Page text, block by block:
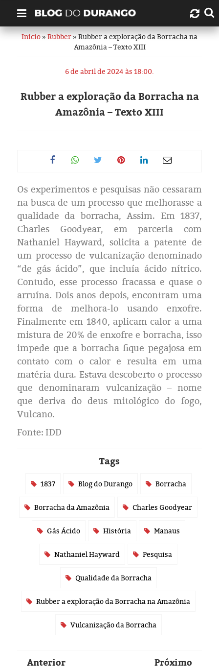
Quem é Durango Duarte?
Links úteis
Contato
Artigos
História
Eleições 2024
Pesquisas
Política
Livros
Início»Rubber» Rubber a exploração da Borracha na
Amazônia – Texto XIII
6 de abril de 2024 às 18:00.
Rubber a exploração da Borracha na
Amazônia – Texto XIII
Os experimentos e pesquisas não cessaram
na busca de um processo que melhorasse a
qualidade da borracha, Assim. Em 1837,
Charles Goodyear, em parceria com
Nathaniel Hayward, solicita a patente de
um processo de vulcanização denominado
“de gás ácido”, que incluía ácido nítrico.
Contudo, esse processo fracassa e quase o
arruína. Dois anos depois, encontram uma
forma de melhora-lo usando enxofre.
Finalmente em 1840, aplicam calor a uma
mistura de 20% de enxofre e borracha, isso
impede que a borracha fique pegajosa em
contato com o calor e resulta em uma
matéria dura. Estava descoberto o processo
que denominaram vulcanização – nome
que deriva do deus mitológico do fogo,
Vulcano.
Fonte: IDD
Tags
1837 Blog do Durango Borracha
Borracha da Amazônia Charles Goodyear
Gás Ácido História Manaus
Nathaniel Hayward Pesquisa
Qualidade da Borracha
Rubber a exploração da Borracha na Amazônia
Vulcanização da Borracha
Anterior Próximo